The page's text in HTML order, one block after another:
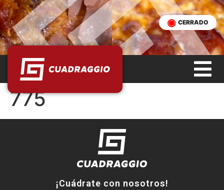
CERRADO
775
¡Cuádrate con nosotros!